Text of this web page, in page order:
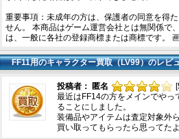
重要事項：未成年の方は、保護者の同意を得
せん。 本商品はゲーム運営会社とは無関係で
は、一般に各社の登録商標または商標です。
FF11用のキャラクター買取（LV99）のレビ
投稿者： 匿名
最近はFF14の方をメインでや
ることにしました。
装備品やアイテムは査定対象外
買い取ってもらったら思ってた